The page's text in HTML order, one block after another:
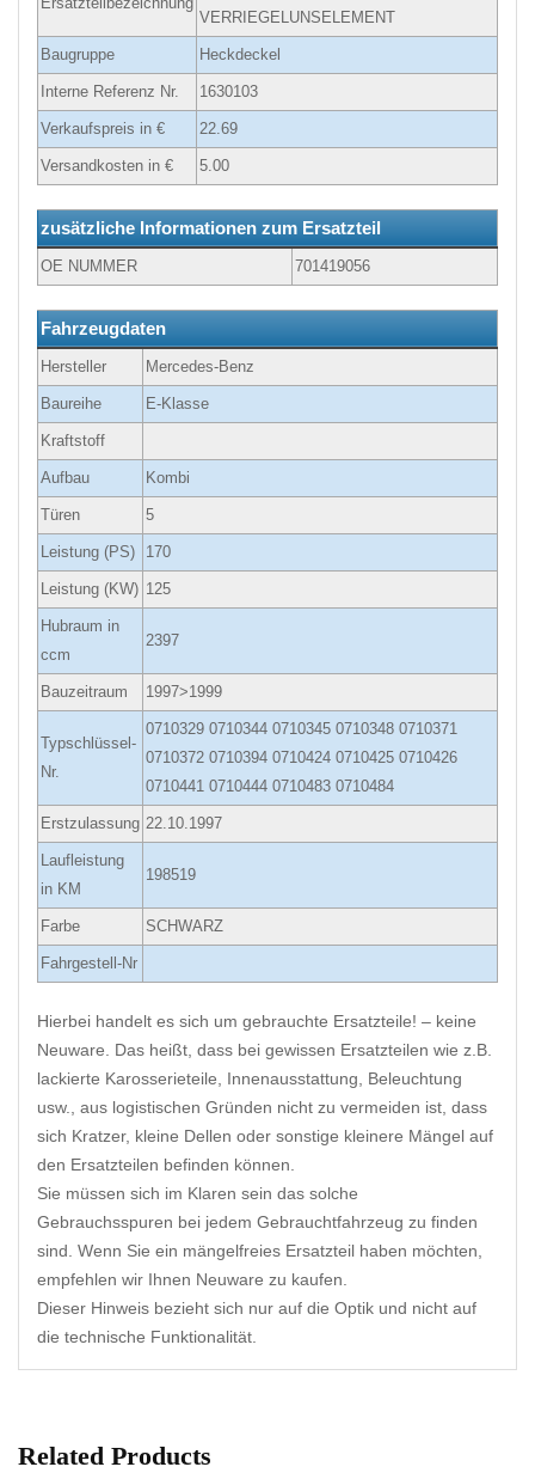
VERRIEGELUNSELEMENT
Baugruppe Heckdeckel
Interne Referenz Nr. 1630103
Verkaufspreis in € 22.69
Versandkosten in € 5.00
zusätzliche Informationen zum Ersatzteil
OE NUMMER 701419056
Fahrzeugdaten
Hersteller Mercedes-Benz
Baureihe E-Klasse
Kraftstoff
Aufbau Kombi
Türen 5
Leistung (PS) 170
Leistung (KW) 125
Hubraum in
ccm
2397
Bauzeitraum 1997>1999
Typschlüssel-
Nr.
0710329 0710344 0710345 0710348 0710371
0710372 0710394 0710424 0710425 0710426
0710441 0710444 0710483 0710484
Erstzulassung 22.10.1997
Laufleistung
in KM
198519
Farbe SCHWARZ
Fahrgestell-Nr
Hierbei handelt es sich um gebrauchte Ersatzteile! – keine
Neuware. Das heißt, dass bei gewissen Ersatzteilen wie z.B.
lackierte Karosserieteile, Innenausstattung, Beleuchtung
usw., aus logistischen Gründen nicht zu vermeiden ist, dass
sich Kratzer, kleine Dellen oder sonstige kleinere Mängel auf
den Ersatzteilen befinden können.
Sie müssen sich im Klaren sein das solche
Gebrauchsspuren bei jedem Gebrauchtfahrzeug zu finden
sind. Wenn Sie ein mängelfreies Ersatzteil haben möchten,
empfehlen wir Ihnen Neuware zu kaufen.
Dieser Hinweis bezieht sich nur auf die Optik und nicht auf
die technische Funktionalität.
Related Products